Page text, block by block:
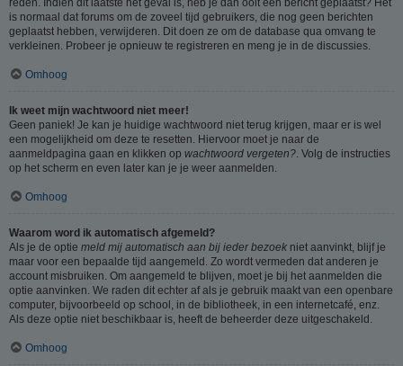
is normaal dat forums om de zoveel tijd gebruikers, die nog geen berichten
geplaatst hebben, verwijderen. Dit doen ze om de database qua omvang te
verkleinen. Probeer je opnieuw te registreren en meng je in de discussies.
Omhoog
Ik weet mijn wachtwoord niet meer!
Geen paniek! Je kan je huidige wachtwoord niet terug krijgen, maar er is wel
een mogelijkheid om deze te resetten. Hiervoor moet je naar de
aanmeldpagina gaan en klikken op wachtwoord vergeten? . Volg de instructies
op het scherm en even later kan je je weer aanmelden.
Omhoog
Waarom word ik automatisch afgemeld?
Als je de optie meld mij automatisch aan bij ieder bezoek niet aanvinkt, blijf je
maar voor een bepaalde tijd aangemeld. Zo wordt vermeden dat anderen je
account misbruiken. Om aangemeld te blijven, moet je bij het aanmelden die
optie aanvinken. We raden dit echter af als je gebruik maakt van een openbare
computer, bijvoorbeeld op school, in de bibliotheek, in een internetcafé, enz.
Als deze optie niet beschikbaar is, heeft de beheerder deze uitgeschakeld.
Omhoog